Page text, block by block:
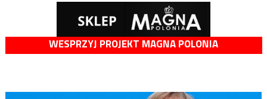
WESPRZYJ PROJEKT MAGNA POLONIA